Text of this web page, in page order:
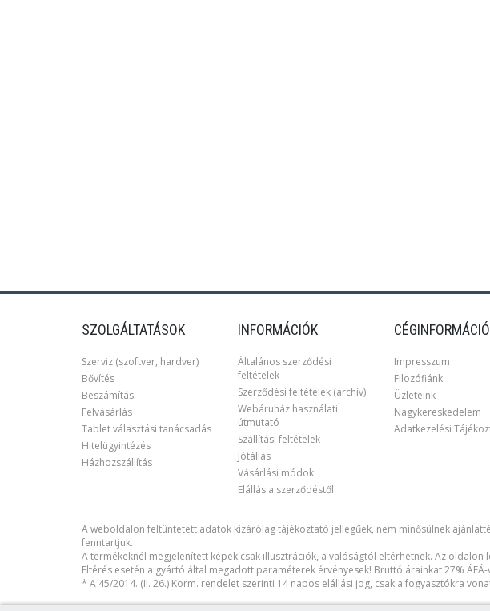
SZOLGÁLTATÁSOK
Szerviz (szoftver, hardver)
Bővítés
Beszámítás
Felvásárlás
Tablet választási tanácsadás
Hitelügyintézés
Házhozszállítás
INFORMÁCIÓK
Általános szerződési
feltételek
Szerződési feltételek (archív)
Webáruház használati
útmutató
Szállítási feltételek
Jótállás
Vásárlási módok
Elállás a szerződéstől
CÉGINFORMÁCIÓ
Impresszum
Filozófiánk
Üzleteink
Nagykereskedelem
Adatkezelési
A weboldalon feltüntetett adatok kizárólag tájékoztató jellegűek, nem minősülnek
fenntartjuk.
A termékeknél megjelenített képek csak illusztrációk, a valóságtól eltérhetnek. Az oldalon
Eltérés esetén a gyártó által megadott paraméterek érvényesek! Bruttó árainkat 27%
* A 45/2014. (II. 26.) Korm. rendelet szerinti 14 napos elállási jog, csak a fogyasztókra